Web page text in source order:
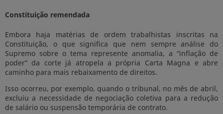
Constituição remendada
Embora haja matérias de ordem trabalhistas inscritas na
Constituição, o que significa que nem sempre análise do
Supremo sobre o tema represente anomalia, a “inflação de
poder” da corte já atropela a própria Carta Magna e abre
caminho para mais rebaixamento de direitos.
Isso ocorreu, por exemplo, quando o tribunal, no mês de abril,
excluiu a necessidade de negociação coletiva para a redução
de salário ou suspensão temporária de contrato.